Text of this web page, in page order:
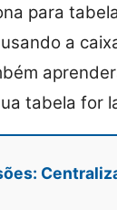
para
a
tabela for